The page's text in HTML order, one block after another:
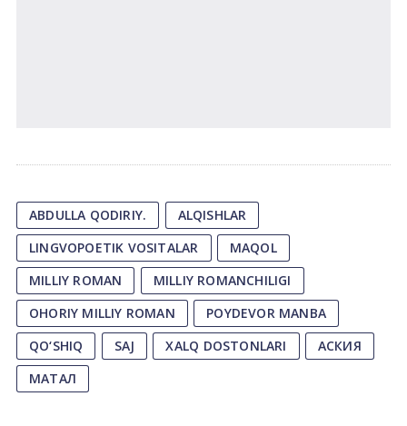
ABDULLA QODIRIY.
ALQISHLAR
LINGVOPOETIK VOSITALAR
MAQOL
MILLIY ROMAN
MILLIY ROMANCHILIGI
OHORIY MILLIY ROMAN
POYDEVOR MANBA
QO‘SHIQ
SAJ XALQ DOSTONLARI
АСКИЯ
МАТАЛ